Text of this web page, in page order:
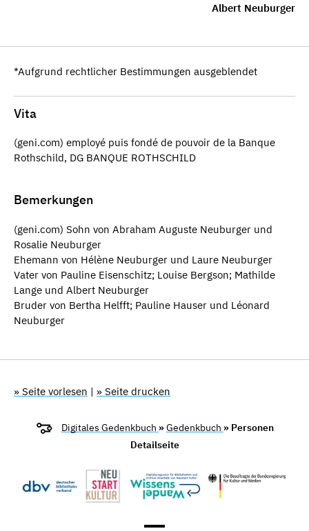
Albert Neuburger
*Aufgrund rechtlicher Bestimmungen ausgeblendet
Vita
(geni.com) employé puis fondé de pouvoir de la Banque
Rothschild, DG BANQUE ROTHSCHILD
Bemerkungen
(geni.com) Sohn von Abraham Auguste Neuburger und
Rosalie Neuburger
Ehemann von Hélène Neuburger und Laure Neuburger
Vater von Pauline Eisenschitz; Louise Bergson; Mathilde
Lange und Albert Neuburger
Bruder von Bertha Helfft; Pauline Hauser und Léonard
Neuburger
» Seite vorlesen | » Seite drucken
Digitales Gedenkbuch »Gedenkbuch » Personen
Detailseite